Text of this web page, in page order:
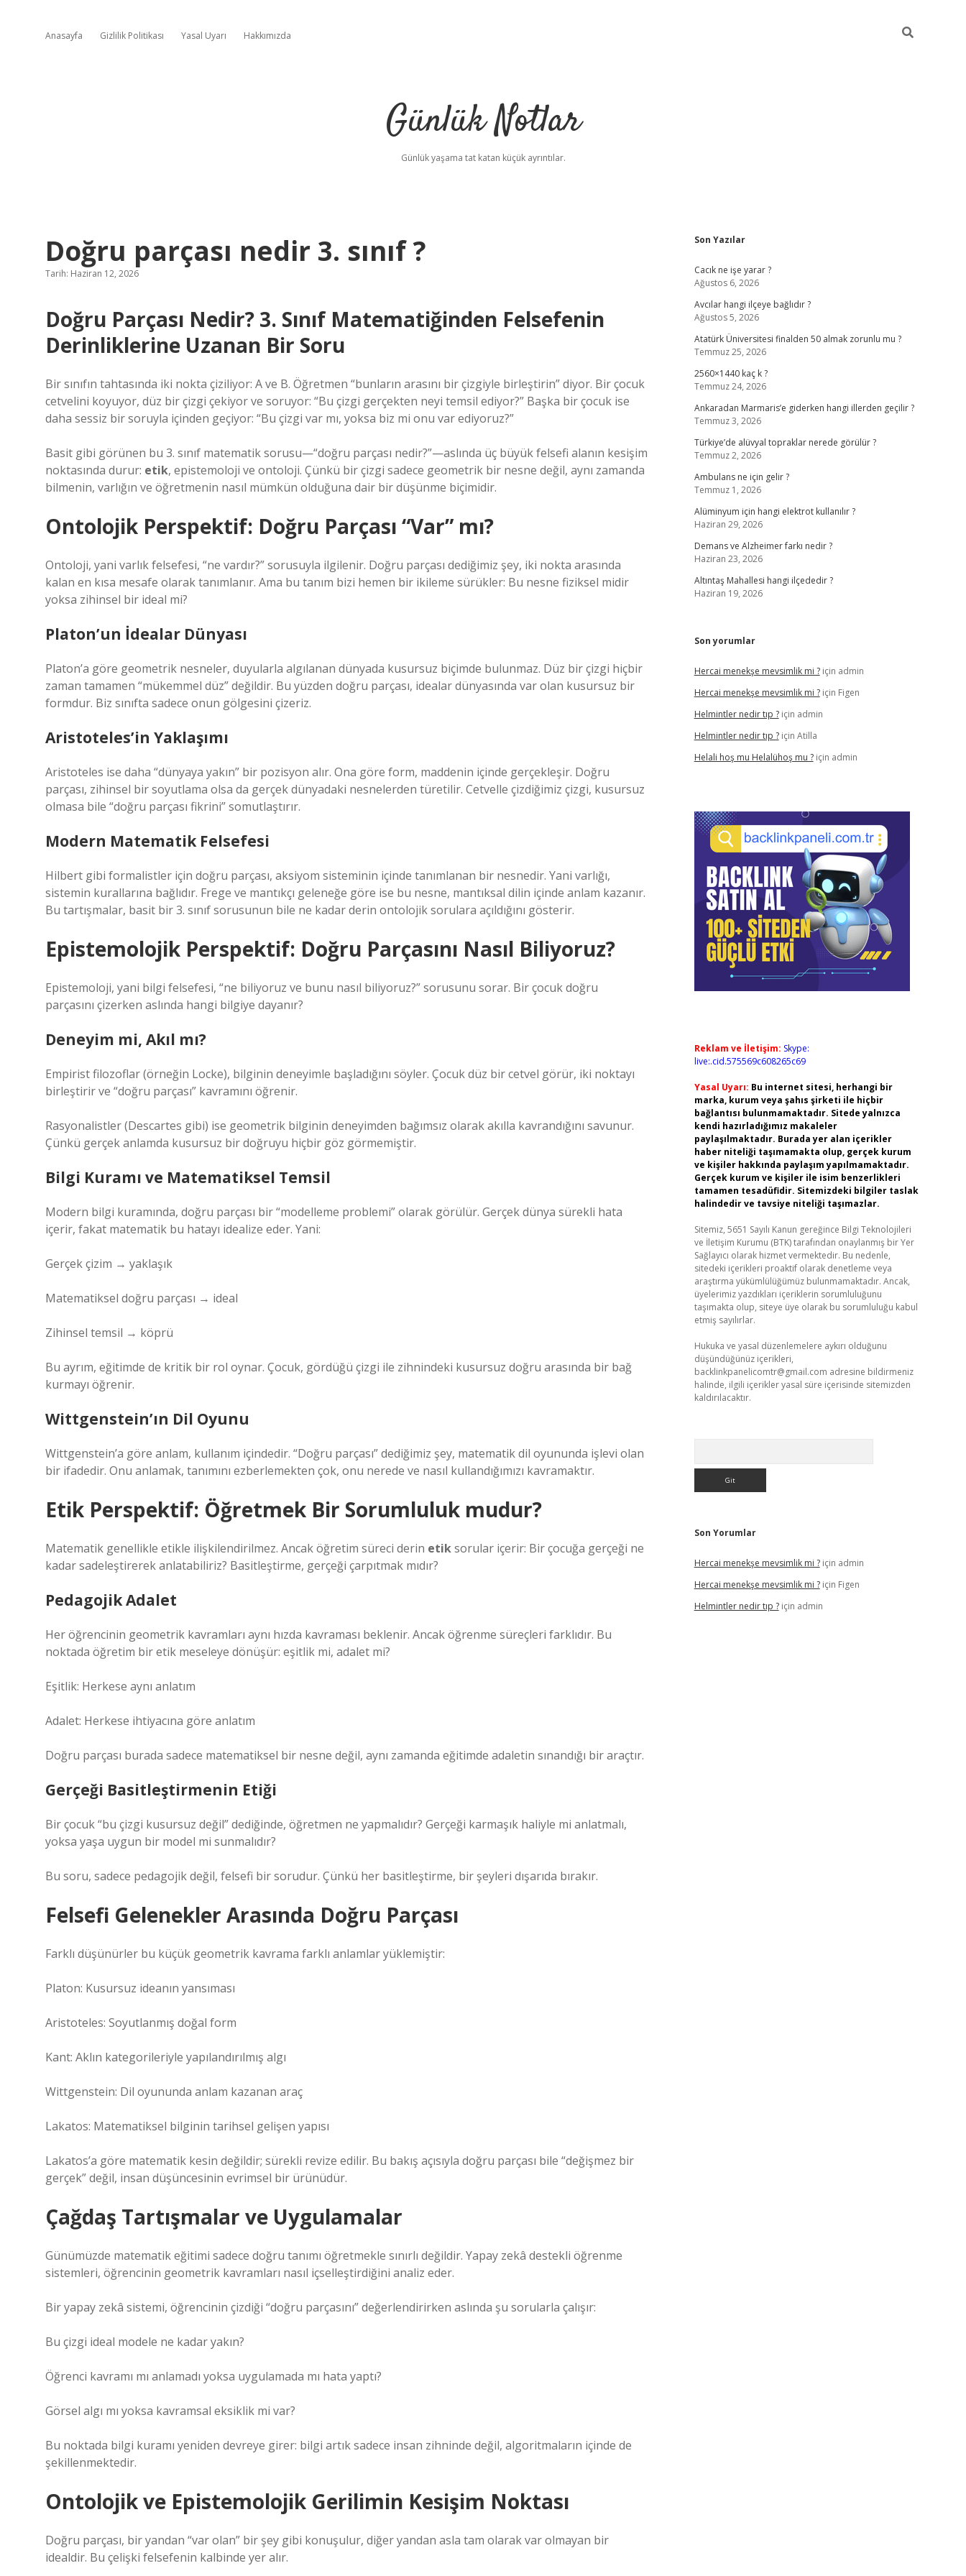
Anasayfa Gizlilik Politikası Yasal Uyarı Hakkımızda
Günlük Notlar
Günlük yaşama tat katan küçük ayrıntılar.
Doğru parçası nedir 3. sınıf ?
Tarih: Haziran 12, 2026
Doğru Parçası Nedir? 3. Sınıf Matematiğinden Felsefenin
Derinliklerine Uzanan Bir Soru
Bir sınıfın tahtasında iki nokta çiziliyor: A ve B. Öğretmen “bunların arasını bir çizgiyle birleştirin” diyor. Bir çocuk
cetvelini koyuyor, düz bir çizgi çekiyor ve soruyor: “Bu çizgi gerçekten neyi temsil ediyor?” Başka bir çocuk ise
daha sessiz bir soruyla içinden geçiyor: “Bu çizgi var mı, yoksa biz mi onu var ediyoruz?”
Basit gibi görünen bu 3. sınıf matematik sorusu—“doğru parçası nedir?”—aslında üç büyük felsefi alanın kesişim
noktasında durur: etik, epistemoloji ve ontoloji. Çünkü bir çizgi sadece geometrik bir nesne değil, aynı zamanda
bilmenin, varlığın ve öğretmenin nasıl mümkün olduğuna dair bir düşünme biçimidir.
Ontolojik Perspektif: Doğru Parçası “Var” mı?
Ontoloji, yani varlık felsefesi, “ne vardır?” sorusuyla ilgilenir. Doğru parçası dediğimiz şey, iki nokta arasında
kalan en kısa mesafe olarak tanımlanır. Ama bu tanım bizi hemen bir ikileme sürükler: Bu nesne fiziksel midir
yoksa zihinsel bir ideal mi?
Platon’un İdealar Dünyası
Platon’a göre geometrik nesneler, duyularla algılanan dünyada kusursuz biçimde bulunmaz. Düz bir çizgi hiçbir
zaman tamamen “mükemmel düz” değildir. Bu yüzden doğru parçası, idealar dünyasında var olan kusursuz bir
formdur. Biz sınıfta sadece onun gölgesini çizeriz.
Aristoteles’in Yaklaşımı
Aristoteles ise daha “dünyaya yakın” bir pozisyon alır. Ona göre form, maddenin içinde gerçekleşir. Doğru
parçası, zihinsel bir soyutlama olsa da gerçek dünyadaki nesnelerden türetilir. Cetvelle çizdiğimiz çizgi, kusursuz
olmasa bile “doğru parçası fikrini” somutlaştırır.
Modern Matematik Felsefesi
Hilbert gibi formalistler için doğru parçası, aksiyom sisteminin içinde tanımlanan bir nesnedir. Yani varlığı,
sistemin kurallarına bağlıdır. Frege ve mantıkçı geleneğe göre ise bu nesne, mantıksal dilin içinde anlam kazanır.
Bu tartışmalar, basit bir 3. sınıf sorusunun bile ne kadar derin ontolojik sorulara açıldığını gösterir.
Epistemolojik Perspektif: Doğru Parçasını Nasıl Biliyoruz?
Epistemoloji, yani bilgi felsefesi, “ne biliyoruz ve bunu nasıl biliyoruz?” sorusunu sorar. Bir çocuk doğru
parçasını çizerken aslında hangi bilgiye dayanır?
Deneyim mi, Akıl mı?
Empirist filozoflar (örneğin Locke), bilginin deneyimle başladığını söyler. Çocuk düz bir cetvel görür, iki noktayı
birleştirir ve “doğru parçası” kavramını öğrenir.
Rasyonalistler (Descartes gibi) ise geometrik bilginin deneyimden bağımsız olarak akılla kavrandığını savunur.
Çünkü gerçek anlamda kusursuz bir doğruyu hiçbir göz görmemiştir.
Bilgi Kuramı ve Matematiksel Temsil
Modern bilgi kuramında, doğru parçası bir “modelleme problemi” olarak görülür. Gerçek dünya sürekli hata
içerir, fakat matematik bu hatayı idealize eder. Yani:
Gerçek çizim → yaklaşık
Matematiksel doğru parçası → ideal
Zihinsel temsil → köprü
Bu ayrım, eğitimde de kritik bir rol oynar. Çocuk, gördüğü çizgi ile zihnindeki kusursuz doğru arasında bir bağ
kurmayı öğrenir.
Wittgenstein’ın Dil Oyunu
Wittgenstein’a göre anlam, kullanım içindedir. “Doğru parçası” dediğimiz şey, matematik dil oyununda işlevi olan
bir ifadedir. Onu anlamak, tanımını ezberlemekten çok, onu nerede ve nasıl kullandığımızı kavramaktır.
Etik Perspektif: Öğretmek Bir Sorumluluk mudur?
Matematik genellikle etikle ilişkilendirilmez. Ancak öğretim süreci derin etiksorular içerir: Bir çocuğa gerçeği ne
kadar sadeleştirerek anlatabiliriz? Basitleştirme, gerçeği çarpıtmak mıdır?
Pedagojik Adalet
Her öğrencinin geometrik kavramları aynı hızda kavraması beklenir. Ancak öğrenme süreçleri farklıdır. Bu
noktada öğretim bir etik meseleye dönüşür: eşitlik mi, adalet mi?
Eşitlik: Herkese aynı anlatım
Adalet: Herkese ihtiyacına göre anlatım
Doğru parçası burada sadece matematiksel bir nesne değil, aynı zamanda eğitimde adaletin sınandığı bir araçtır.
Gerçeği Basitleştirmenin Etiği
Bir çocuk “bu çizgi kusursuz değil” dediğinde, öğretmen ne yapmalıdır? Gerçeği karmaşık haliyle mi anlatmalı,
yoksa yaşa uygun bir model mi sunmalıdır?
Bu soru, sadece pedagojik değil, felsefi bir sorudur. Çünkü her basitleştirme, bir şeyleri dışarıda bırakır.
Felsefi Gelenekler Arasında Doğru Parçası
Farklı düşünürler bu küçük geometrik kavrama farklı anlamlar yüklemiştir:
Platon: Kusursuz ideanın yansıması
Aristoteles: Soyutlanmış doğal form
Kant: Aklın kategorileriyle yapılandırılmış algı
Wittgenstein: Dil oyununda anlam kazanan araç
Lakatos: Matematiksel bilginin tarihsel gelişen yapısı
Lakatos’a göre matematik kesin değildir; sürekli revize edilir. Bu bakış açısıyla doğru parçası bile “değişmez bir
gerçek” değil, insan düşüncesinin evrimsel bir ürünüdür.
Çağdaş Tartışmalar ve Uygulamalar
Günümüzde matematik eğitimi sadece doğru tanımı öğretmekle sınırlı değildir. Yapay zekâ destekli öğrenme
sistemleri, öğrencinin geometrik kavramları nasıl içselleştirdiğini analiz eder.
Bir yapay zekâ sistemi, öğrencinin çizdiği “doğru parçasını” değerlendirirken aslında şu sorularla çalışır:
Bu çizgi ideal modele ne kadar yakın?
Öğrenci kavramı mı anlamadı yoksa uygulamada mı hata yaptı?
Görsel algı mı yoksa kavramsal eksiklik mi var?
Bu noktada bilgi kuramı yeniden devreye girer: bilgi artık sadece insan zihninde değil, algoritmaların içinde de
şekillenmektedir.
Ontolojik ve Epistemolojik Gerilimin Kesişim Noktası
Doğru parçası, bir yandan “var olan” bir şey gibi konuşulur, diğer yandan asla tam olarak var olmayan bir
idealdir. Bu çelişki felsefenin kalbinde yer alır.
Sidebar
Son Yazılar
Cacık ne işe yarar ?
Ağustos 6, 2026
Avcılar hangi ilçeye bağlıdır ?
Ağustos 5, 2026
Atatürk Üniversitesi finalden 50 almak zorunlu mu ?
Temmuz 25, 2026
2560×1440 kaç k ?
Temmuz 24, 2026
Ankaradan Marmaris’e giderken hangi illerden geçilir ?
Temmuz 3, 2026
Türkiye’de alüvyal topraklar nerede görülür ?
Temmuz 2, 2026
Ambulans ne için gelir ?
Temmuz 1, 2026
Alüminyum için hangi elektrot kullanılır ?
Haziran 29, 2026
Demans ve Alzheimer farkı nedir ?
Haziran 23, 2026
Altıntaş Mahallesi hangi ilçededir ?
Haziran 19, 2026
Son yorumlar
Hercai menekşe mevsimlik mi ?için admin
Hercai menekşe mevsimlik mi ?için Figen
Helmintler nedir tıp ?için admin
Helmintler nedir tıp ?için Atilla
Helali hoş mu Helalühoş mu ?için admin
Reklam ve İletişim: Skype:
live:.cid.575569c608265c69
Yasal Uyarı: Bu internet sitesi, herhangi bir
marka, kurum veya şahıs şirketi ile hiçbir
bağlantısı bulunmamaktadır. Sitede yalnızca
kendi hazırladığımız makaleler
paylaşılmaktadır. Burada yer alan içerikler
haber niteliği taşımamakta olup, gerçek kurum
ve kişiler hakkında paylaşım yapılmamaktadır.
Gerçek kurum ve kişiler ile isim benzerlikleri
tamamen tesadüfidir. Sitemizdeki bilgiler taslak
halindedir ve tavsiye niteliği taşımazlar.
Sitemiz, 5651 Sayılı Kanun gereğince Bilgi Teknolojileri
ve İletişim Kurumu (BTK) tarafından onaylanmış bir Yer
Sağlayıcı olarak hizmet vermektedir. Bu nedenle,
sitedeki içerikleri proaktif olarak denetleme veya
araştırma yükümlülüğümüz bulunmamaktadır. Ancak,
üyelerimiz yazdıkları içeriklerin sorumluluğunu
taşımakta olup, siteye üye olarak bu sorumluluğu kabul
etmiş sayılırlar.
Hukuka ve yasal düzenlemelere aykırı olduğunu
düşündüğünüz içerikleri,
backlinkpanelicomtr@gmail.com adresine bildirmeniz
halinde, ilgili içerikler yasal süre içerisinde sitemizden
kaldırılacaktır.
Son Yorumlar
Hercai menekşe mevsimlik mi ?için admin
Hercai menekşe mevsimlik mi ?için Figen
Helmintler nedir tıp ?için admin